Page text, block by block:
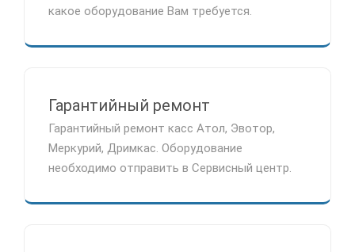
какое оборудование Вам требуется.
Гарантийный ремонт
Гарантийный ремонт касс Атол, Эвотор,
Меркурий, Дримкас. Оборудование
необходимо отправить в Сервисный центр.